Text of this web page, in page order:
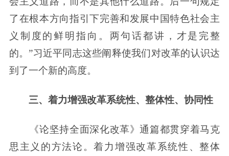
了在根本方向指引下完善和发展中国特色社会主
义制度的鲜明指向。两句话都讲，才是完整
的。”习近平同志这些阐释使我们对改革的认识达
到了一个新的高度。
三、着力增强改革系统性、整体性、协同性
《论坚持全面深化改革》通篇都贯穿着马克
思主义的方法论。着力增强改革系统性、整体